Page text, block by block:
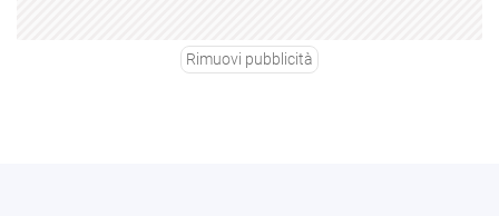
Rimuovi pubblicità